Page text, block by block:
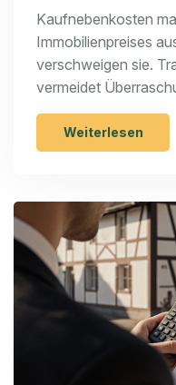
Vertrauen auf
Kaufnebenkosten
Immobilienpreises
verschweigen sie.
vermeidet
Abschlussquote.
Nebenkosten richtig
Weiterlesen